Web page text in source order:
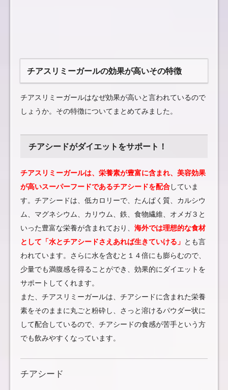
チアスリミーガールの効果が高いその特徴
チアスリミーガールはなぜ効果が高いと言われているので
しょうか。その特徴についてまとめてみました。
チアシードがダイエットをサポート！
チアスリミーガールは、栄養素が豊富に含まれ、美容効果
が高いスーパーフードであるチアシードを配合していま
す。チアシードは、低カロリーで、たんぱく質、カルシウ
ム、マグネシウム、カリウム、鉄、食物繊維、オメガ３と
いった豊富な栄養が含まれており、 海外では理想的な食材
として「水とチアシードさえあれば生きていける」 とも言
われています。さらに水を含むと１４倍にも膨らむので、
少量でも満腹感を得ることができ、効果的にダイエットを
サポートしてくれます。
また、チアスリミーガールは、チアシードに含まれた栄養
素をそのままに丸ごと粉砕し、さっと溶けるパウダー状に
して配合しているので、チアシードの食感が苦手という方
でも飲みやすくなっています。
チアシード